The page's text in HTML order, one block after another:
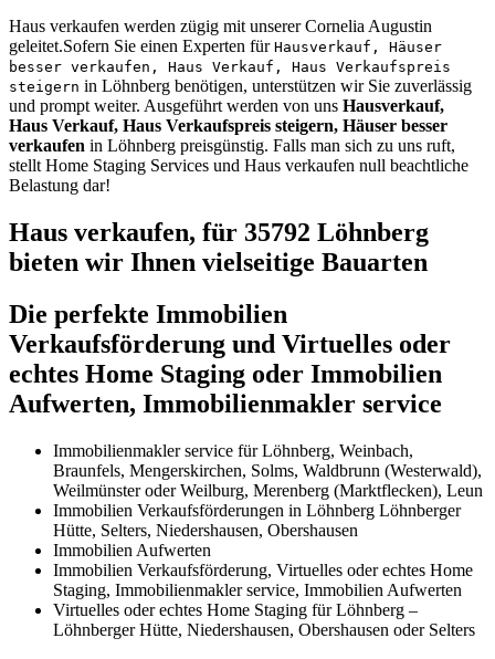
Haus verkaufen werden zügig mit unserer Cornelia Augustin
geleitet.Sofern Sie einen Experten für Hausverkauf, Häuser
besser verkaufen, Haus Verkauf, Haus Verkaufspreis
steigern in Löhnberg benötigen, unterstützen wir Sie zuverlässig
und prompt weiter. Ausgeführt werden von uns Hausverkauf,
Haus Verkauf, Haus Verkaufspreis steigern, Häuser besser
verkaufen in Löhnberg preisgünstig. Falls man sich zu uns ruft,
stellt Home Staging Services und Haus verkaufen null beachtliche
Belastung dar!
Haus verkaufen, für 35792 Löhnberg
bieten wir Ihnen vielseitige Bauarten
Die perfekte Immobilien
Verkaufsförderung und Virtuelles oder
echtes Home Staging oder Immobilien
Aufwerten, Immobilienmakler service
Immobilienmakler service für Löhnberg, Weinbach,
Braunfels, Mengerskirchen, Solms, Waldbrunn (Westerwald),
Weilmünster oder Weilburg, Merenberg (Marktflecken), Leun
Immobilien Verkaufsförderungen in Löhnberg Löhnberger
Hütte, Selters, Niedershausen, Obershausen
Immobilien Aufwerten
Immobilien Verkaufsförderung, Virtuelles oder echtes Home
Staging, Immobilienmakler service, Immobilien Aufwerten
Virtuelles oder echtes Home Staging für Löhnberg –
Löhnberger Hütte, Niedershausen, Obershausen oder Selters